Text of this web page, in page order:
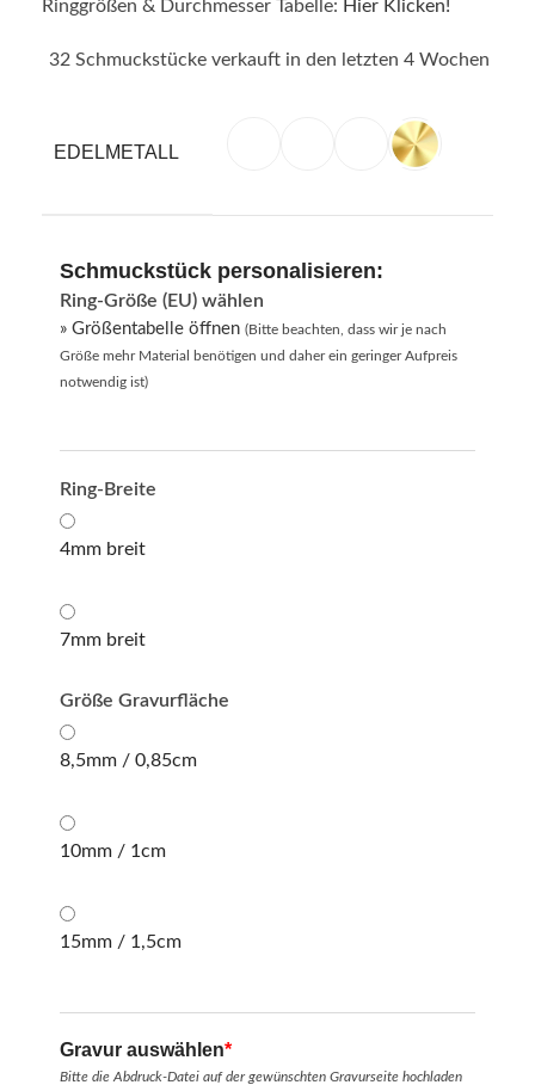
Ringgrößen & Durchmesser Tabelle: Hier Klicken!
32 Schmuckstücke verkauft in den letzten 4 Wochen
EDELMETALL
Schmuckstück personalisieren:
Ring-Größe (EU) wählen
» Größentabelle öffnen (Bitte beachten, dass wir je nach
Größe mehr Material benötigen und daher ein geringer Aufpreis
notwendig ist)
Ring-Breite
4mm breit
7mm breit
Größe Gravurfläche
8,5mm / 0,85cm
10mm / 1cm
15mm / 1,5cm
*
Gravur auswählen
Bitte die Abdruck-Datei auf der gewünschten Gravurseite hochladen